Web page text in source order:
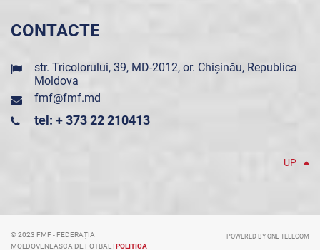
CONTACTE
str. Tricolorului, 39, MD-2012, or. Chișinău, Republica
Moldova
fmf@fmf.md
tel: + 373 22 210413
UP
© 2023 FMF - FEDERAȚIA
MOLDOVENEASCA DE FOTBAL |POLITICA
POWERED BY ONE TELECOM